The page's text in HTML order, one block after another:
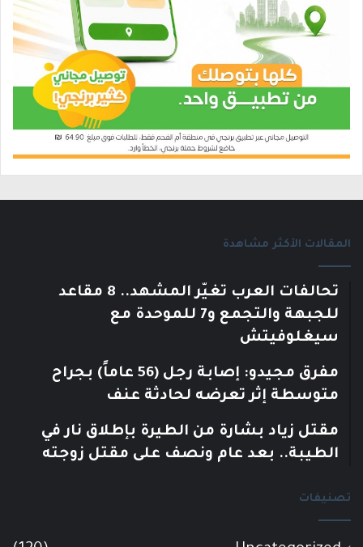
المقالات الأكثر مشاهدة
تحالفات العرب تغيّر المشهد.. 8 مقاعد
للجبهة والتجمع و7 للموحدة مع
سيغلوفيتش
مفرق مجيدو: إصابة رجل (56 عاماً) بجراح
متوسطة إثر تعرضه لحادثة عنف
مقتل زياد بشارة من الطيرة بإطلاق نار في
الطيبة.. بعد عام ونصف على مقتل زوجته
تصنيفات